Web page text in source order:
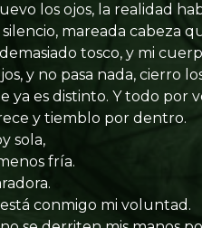
los ojos, la realidad
silencio, mareada cabeza
tosco, y mi
y no pasa nada, cierro
ya es distinto. Y todo por
y tiemblo por dentro.
sola,
fría.
conmigo mi voluntad.